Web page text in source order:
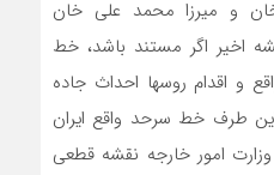
و میرزا محمد علی خان
اخیر اگر مستند باشد، خط
و اقدام روسها احداث جاده
طرف خط سرحد واقع ایران
امور خارجه نقشه قطعی